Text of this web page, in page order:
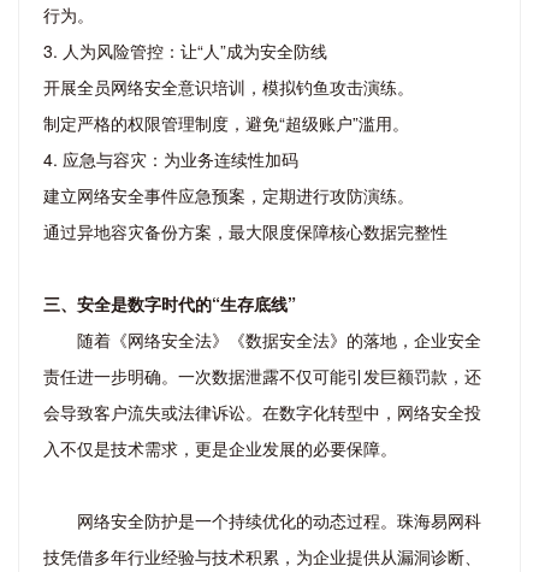
行为。
3. 人为风险管控：让“人”成为安全防线
开展全员网络安全意识培训，模拟钓鱼攻击演练。
制定严格的权限管理制度，避免“超级账户”滥用。
4. 应急与容灾：为业务连续性加码
建立网络安全事件应急预案，定期进行攻防演练。
通过异地容灾备份方案，最大限度保障核心数据完整性
三、安全是数字时代的“生存底线”
随着《网络安全法》《数据安全法》的落地，企业安全
责任进一步明确。一次数据泄露不仅可能引发巨额罚款，还
会导致客户流失或法律诉讼。在数字化转型中，网络安全投
入不仅是技术需求，更是企业发展的必要保障。
网络安全防护是一个持续优化的动态过程。珠海易网科
技凭借多年行业经验与技术积累，为企业提供从漏洞诊断、